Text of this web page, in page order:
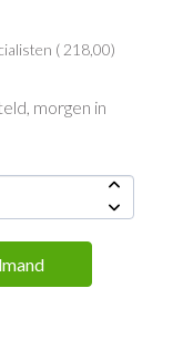
( 218,00)
morgen in